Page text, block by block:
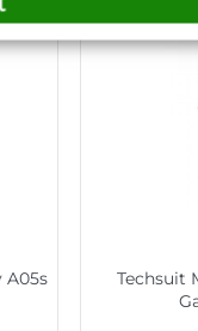
A05s
Techsuit